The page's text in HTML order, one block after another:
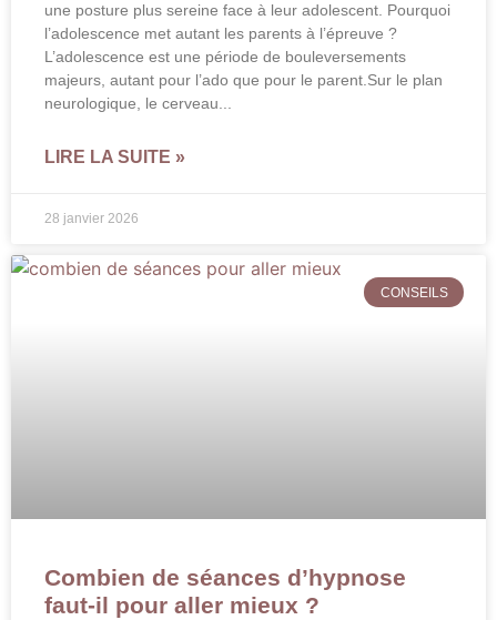
une posture plus sereine face à leur adolescent. Pourquoi
l’adolescence met autant les parents à l’épreuve ?
L’adolescence est une période de bouleversements
majeurs, autant pour l’ado que pour le parent.Sur le plan
neurologique, le cerveau
LIRE LA SUITE »
28 janvier 2026
CONSEILS
Combien de séances d’hypnose
faut-il pour aller mieux ?